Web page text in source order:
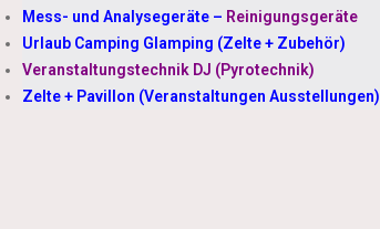
Mess- und Analysegeräte – Reinigungsgeräte
Urlaub Camping Glamping (Zelte + Zubehör)
Veranstaltungstechnik DJ (Pyrotechnik)
Zelte + Pavillon (Veranstaltungen Ausstellungen)